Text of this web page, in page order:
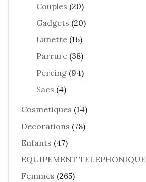
Couples (20)
Gadgets (20)
Lunette (16)
Parrure (38)
Percing (94)
Sacs (4)
Cosmetiques (14)
Decorations (78)
Enfants (47)
EQUIPEMENT TELEPHONIQUE
Femmes (265)